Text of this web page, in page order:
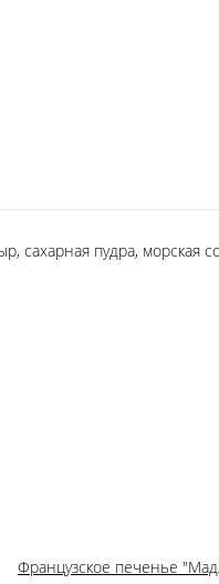
сахарная пудра, морская
Французское печенье